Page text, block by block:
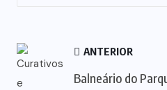
ANTERIOR
Balneário do